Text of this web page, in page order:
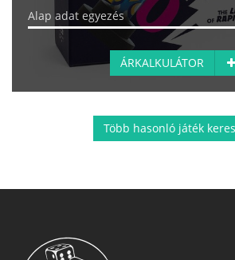
Alap adat egyezés
ÁRKALKULÁTOR
Több hasonló játék